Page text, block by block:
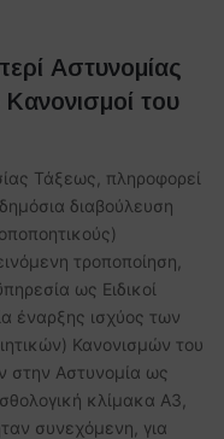
Αστυνομίας
Κανονισμοί του
Τάξεως, πληροφορεί
διαβούλευση
τροποποίηση,
ως Ειδικοί
έναρξης ισχύος των
Κανονισμών του
στην Αστυνομία ως
κλίμακα Α3,
συνεχόμενη, για